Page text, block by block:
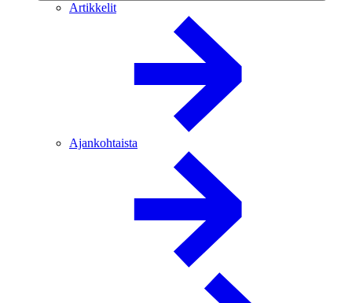
Artikkelit
Ajankohtaista